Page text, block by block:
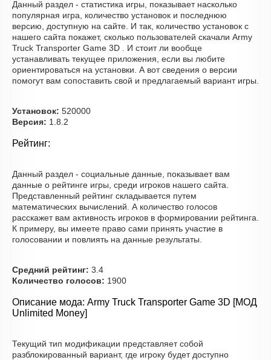
Данный раздел - статистика игры, показывает насколько
популярная игра, количество установок и последнюю
версию, доступную на сайте. И так, количество установок с
нашего сайта покажет, сколько пользователей скачали Army
Truck Transporter Game 3D . И стоит ли вообще
устанавливать текущее приложения, если вы любите
ориентироваться на установки. А вот сведения о версии
помогут вам сопоставить свой и предлагаемый вариант игры.
Установок: 520000
Версия: 1.8.2
Рейтинг:
Данный раздел - социальные данные, показывает вам
данные о рейтинге игры, среди игроков нашего сайта.
Представленный рейтинг складывается путем
математических вычислений. А количество голосов
расскажет вам активность игроков в формировании рейтинга.
К примеру, вы имеете право сами принять участие в
голосовании и повлиять на данные результаты.
Средний рейтинг: 3.4
Количество голосов: 1900
Описание мода: Army Truck Transporter Game 3D [МОД
Unlimited Money]
Текущий тип модификации представляет собой
разблокированный вариант, где игроку будет доступно